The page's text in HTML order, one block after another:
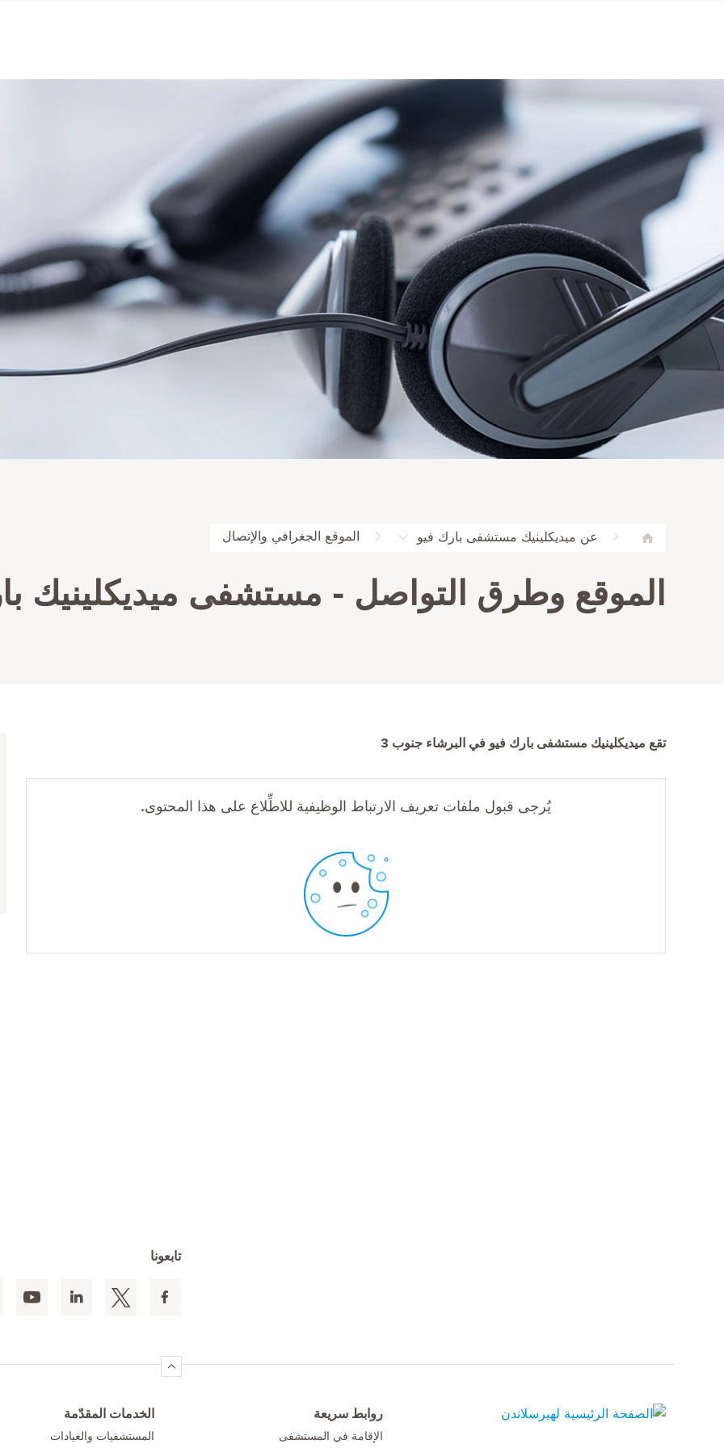
عن ميديكلينيك مستشفى بارك فيو الموقع الجغرافي والإتصال
الموقع وطرق التواصل - مستشفى ميديكلينيك
تقع ميديكلينيك مستشفى بارك فيو في البرشاء جنوب 3
يُرجى قبول ملفات تعريف الارتباط الوظيفية للاطِّلاع على هذا المحتوى.
تابعونا
روابط سريعة
الإقامة في المستشفى
الخدمات المقدّمة
المستشفيات والعيادات